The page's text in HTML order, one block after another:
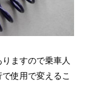
ますので乗車人
使用で変えるこ